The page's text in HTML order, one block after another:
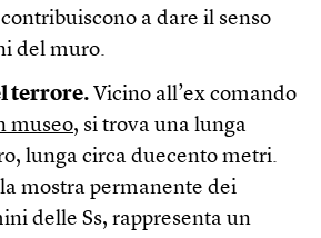
a dare il senso
del muro.
terrore. Vicino all’ex comando
museo, si trova una lunga
lunga circa duecento metri.
mostra permanente dei
delle Ss, rappresenta un